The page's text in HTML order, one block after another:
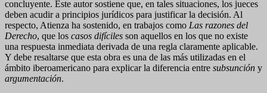
concluyente. Este autor sostiene que, en tales situaciones, los jueces
deben acudir a principios jurídicos para justificar la decisión. Al
respecto, Atienza ha sostenido, en trabajos como Las razones del
Derecho, que los casos difíciles son aquellos en los que no existe
una respuesta inmediata derivada de una regla claramente aplicable.
Y debe resaltarse que esta obra es una de las más utilizadas en el
ámbito iberoamericano para explicar la diferencia entre subsunción y
argumentación.